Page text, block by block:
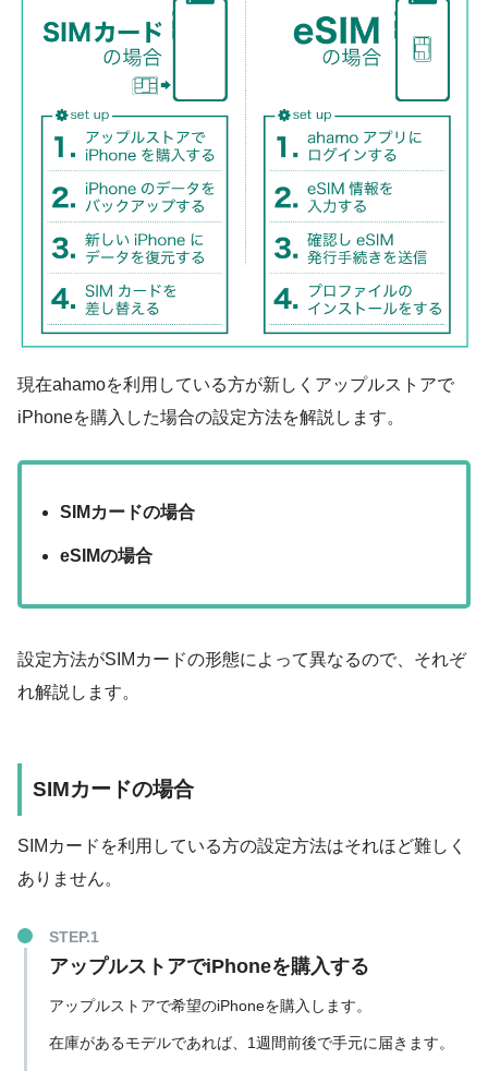
現在ahamoを利用している方が新しくアップルストアで
iPhoneを購入した場合の設定方法を解説します。
SIMカードの場合
eSIMの場合
設定方法がSIMカードの形態によって異なるので、それぞ
れ解説します。
SIMカードの場合
SIMカードを利用している方の設定方法はそれほど難しく
ありません。
アップルストアでiPhoneを購入する
アップルストアで希望のiPhoneを購入します。
在庫があるモデルであれば、1週間前後で手元に届きます。